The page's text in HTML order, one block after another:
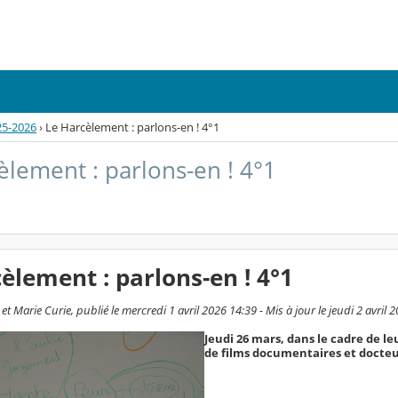
2026› Le Harcèlement : parlons-en ! 4°1
: parlons-en ! 4°1
: parlons-en ! 4°1
Marie Curie, publié le mercredi 1 avril 2026 14:39 - Mis à jour le jeudi 2 avril
Jeudi 26 mars, dans le cadre de
de films documentaires et